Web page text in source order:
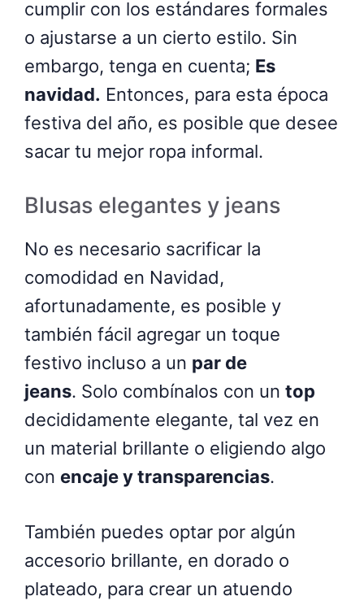
cumplir con los estándares formales
o ajustarse a un cierto estilo. Sin
embargo, tenga en cuenta; Es
navidad. Entonces, para esta época
festiva del año, es posible que desee
sacar tu mejor ropa informal.
Blusas elegantes y jeans
No es necesario sacrificar la
comodidad en Navidad,
afortunadamente, es posible y
también fácil agregar un toque
festivo incluso a un par de
jeans. Solo combínalos con un top
decididamente elegante, tal vez en
un material brillante o eligiendo algo
con encaje y transparencias.
También puedes optar por algún
accesorio brillante, en dorado o
plateado, para crear un atuendo